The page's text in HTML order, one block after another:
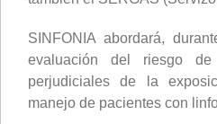
SINFONIA abordará,
evaluación del riesgo
perjudiciales de la
manejo de pacientes con